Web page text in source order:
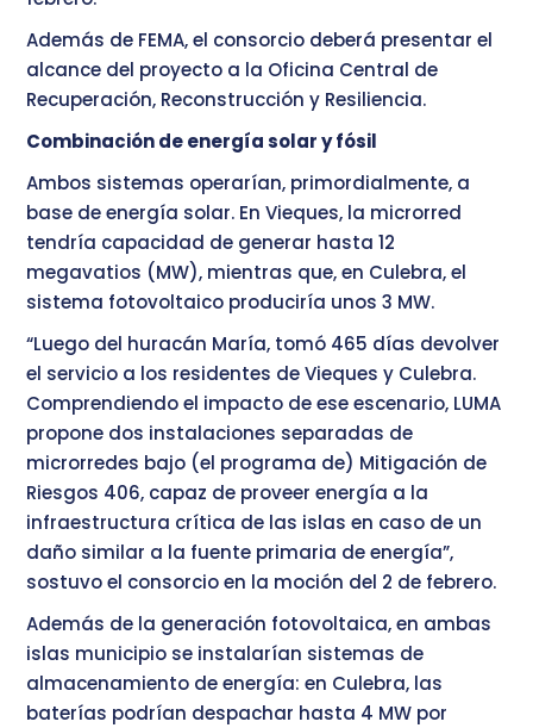
Además de FEMA, el consorcio deberá presentar el
alcance del proyecto a la Oficina Central de
Recuperación, Reconstrucción y Resiliencia.
Combinación de energía solar y fósil
Ambos sistemas operarían, primordialmente, a
base de energía solar. En Vieques, la microrred
tendría capacidad de generar hasta 12
megavatios (MW), mientras que, en Culebra, el
sistema fotovoltaico produciría unos 3 MW.
“Luego del huracán María, tomó 465 días devolver
el servicio a los residentes de Vieques y Culebra.
Comprendiendo el impacto de ese escenario, LUMA
propone dos instalaciones separadas de
microrredes bajo (el programa de) Mitigación de
Riesgos 406, capaz de proveer energía a la
infraestructura crítica de las islas en caso de un
daño similar a la fuente primaria de energía”,
sostuvo el consorcio en la moción del 2 de febrero.
Además de la generación fotovoltaica, en ambas
islas municipio se instalarían sistemas de
almacenamiento de energía: en Culebra, las
baterías podrían despachar hasta 4 MW por